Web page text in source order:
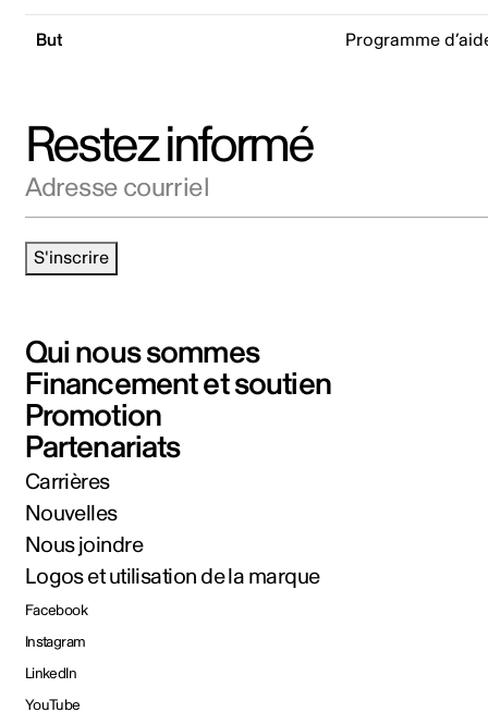
But Programme
Restez informé
S'inscrire
Qui nous sommes
Financement et soutien
Promotion
Partenariats
Carrières
Nouvelles
Nous joindre
Logos et utilisation de la marque
Facebook
Instagram
LinkedIn
YouTube